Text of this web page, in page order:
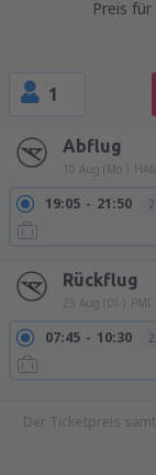
Preis
1
Abflug
10 Aug (Mo.)
19:05 21:50
Rückflug
25 Aug (Di.) PMI
07:45 10:30
Der Ticketpreis